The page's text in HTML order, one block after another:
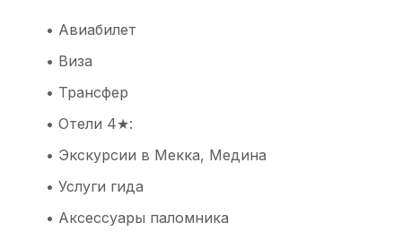
• Авиабилет
• Виза
• Трансфер
• Отели 4★:
• Экскурсии в Мекка, Медина
• Услуги гида
• Аксессуары паломника